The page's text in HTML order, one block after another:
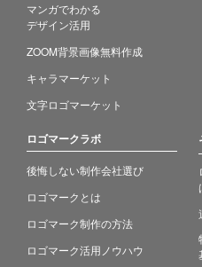
マンガでわかる
デザイン活用
ZOOM背景画像無料作成
キャラマーケット
文字ロゴマーケット
ロゴマークラボ
後悔しない制作会社選び
ロゴマークとは
ロゴマーク制作の方法
ロゴマーク活用ノウハウ